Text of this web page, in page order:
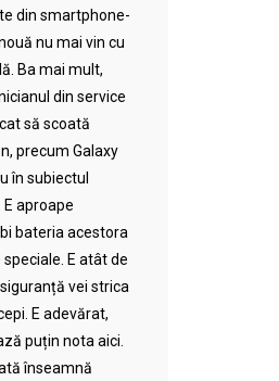
din smartphone-
nu mai vin cu
Ba mai mult,
din service
să scoată
precum Galaxy
în subiectul
aproape
bateria acestora
E atât de
vei strica
E adevărat,
puțin nota aici.
înseamnă